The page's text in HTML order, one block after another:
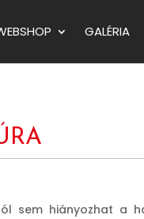
GALÉRIA
sem hiányozhat a